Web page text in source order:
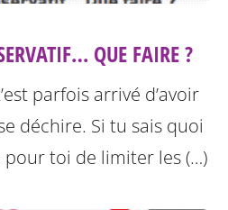
QUE FAIRE ?
parfois arrivé d’avoir
déchire. Si tu sais quoi
pour toi de limiter les (…)